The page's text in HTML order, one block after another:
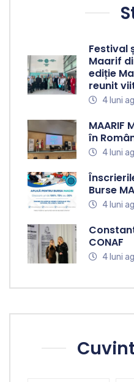
Festival
Maarif
ediție
reunit
4 luni
MAARIF
în
4 luni
Burse
4 luni
CONAF
4 luni